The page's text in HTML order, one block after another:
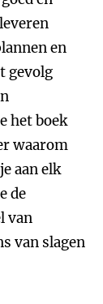
en
gevolg
het boek
waarom
aan elk
de
van
van slagen